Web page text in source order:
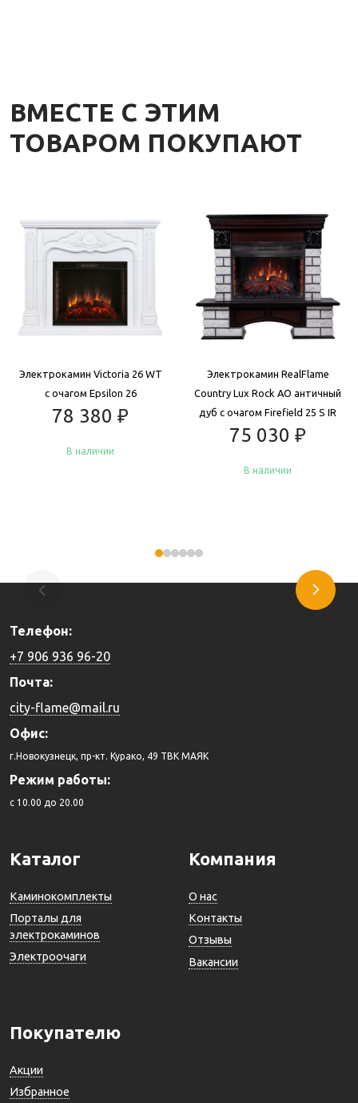
ВМЕСТЕ С ЭТИМ
ТОВАРОМ ПОКУПАЮТ
Электрокамин Victoria 26 WT
с очагом Epsilon 26
78 380 ₽
В наличии
Электрокамин RealFlame
Country Lux Rock AO античный
дуб с очагом Firefield 25 S IR
75 030 ₽
В наличии
Телефон:
+7 906 936 96-20
Почта:
city-flame@mail.ru
Офис:
г.Новокузнецк, пр-кт. Курако, 49 ТВК МАЯК
Режим работы:
c 10.00 до 20.00
Каталог
Каминокомплекты
Порталы для
электрокаминов
Электроочаги
Компания
О нас
Контакты
Отзывы
Вакансии
Покупателю
Акции
Избранное